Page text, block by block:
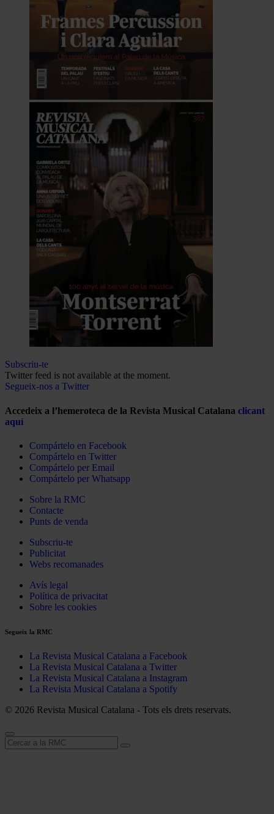
Subscriu-te
Twitter feed is not available at the moment.
Segueix-nos a Twitter
Accedeix a l’hemeroteca de la Revista Musical Catalana clicant
aquí
Compártelo en Facebook
Compártelo en Twitter
Compártelo per Email
Compártelo per Whatsapp
Sobre la RMC
Contacte
Punts de venda
Subscriu-te
Publicitat
Webs recomanades
Avís legal
Política de privacitat
Sobre les cookies
Segueix la RMC
La Revista Musical Catalana a Facebook
La Revista Musical Catalana a Twitter
La Revista Musical Catalana a Instagram
La Revista Musical Catalana a Spotify
© 2026 Revista Musical Catalana - Tots els drets reservats.
Cerca